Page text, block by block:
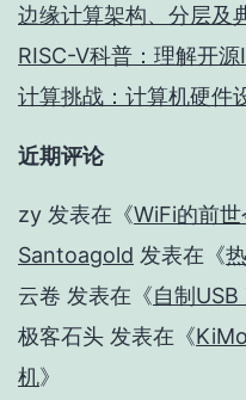
边缘计算架构、分层及
RISC-V科普：理解开源
计算挑战：计算机硬件
近期评论
zy 发表在《WiFi的前世
Santoagold 发表在《
云卷 发表在《自制
极客石头 发表在《
机》